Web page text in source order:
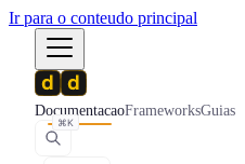
Ir para o conteudo principal
DocumentacaoFrameworksGuias
⌘K